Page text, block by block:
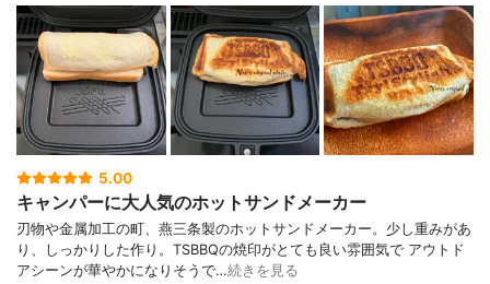
5.00
キャンパーに大人気のホットサンドメーカー
刃物や金属加工の町、燕三条製のホットサンドメーカー。少し重みがあ
り、しっかりした作り。TSBBQの焼印がとても良い雰囲気で アウトド
アシーンが華やかになりそうで…続きを見る